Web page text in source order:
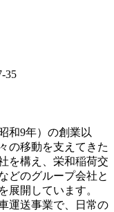
35
和9年）の創業以
の移動を支えてきた
を構え、栄和稲荷交
どのグループ会社と
展開しています。
運送事業で、日常の